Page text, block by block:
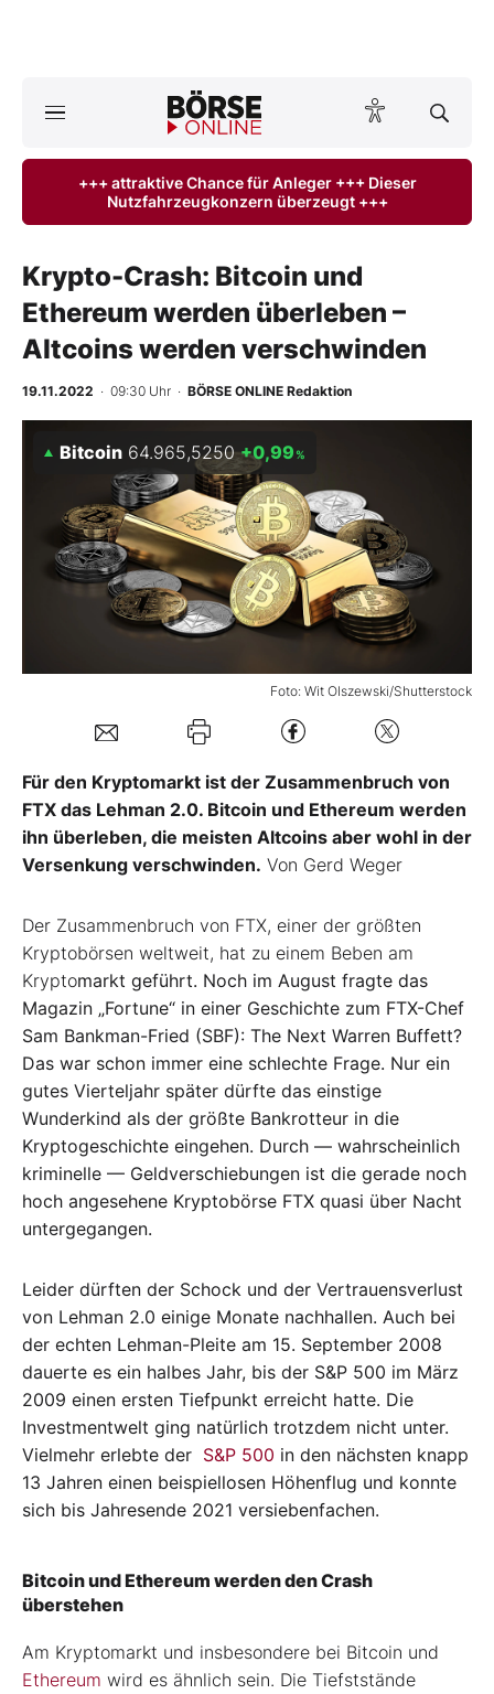
Anlageprodukte
Finanz-Check
Abo & Shop
Experten
Mein B:O
Mein Konto
Folgen Sie uns
+++ attraktive Chance für Anleger +++ Dieser
Nutzfahrzeugkonzern überzeugt +++
Krypto-Crash: Bitcoin und
Ethereum werden überleben –
Altcoins werden verschwinden
19.11.2022 · 09:30 Uhr · BÖRSE ONLINE Redaktion
Foto: Wit Olszewski/Shutterstock
Bitcoin 64.965,5250 +0,99 %
Für den Kryptomarkt ist der Zusammenbruch von
FTX das Lehman 2.0. Bitcoin und Ethereum werden
ihn überleben, die meisten Altcoins aber wohl in der
Versenkung verschwinden. Von Gerd Weger
Der Zusammenbruch von FTX, einer der größten
Kryptobörsen weltweit, hat zu einem Beben am
Kryptomarkt geführt. Noch im August fragte das
Magazin „Fortune“ in einer Geschichte zum FTX-Chef
Sam Bankman-Fried (SBF): The Next Warren Buffett?
Das war schon immer eine schlechte Frage. Nur ein
gutes Vierteljahr später dürfte das einstige
Wunderkind als der größte Bankrotteur in die
Kryptogeschichte eingehen. Durch — wahrscheinlich
kriminelle — Geldverschiebungen ist die gerade noch
hoch angesehene Kryptobörse FTX quasi über Nacht
untergegangen.
Leider dürften der Schock und der Vertrauensverlust
von Lehman 2.0 einige Monate nachhallen. Auch bei
der echten Lehman-Pleite am 15. September 2008
dauerte es ein halbes Jahr, bis der S&P 500 im März
2009 einen ersten Tiefpunkt erreicht hatte. Die
Investmentwelt ging natürlich trotzdem nicht unter.
Vielmehr erlebte der S&P 500 in den nächsten knapp
13 Jahren einen beispiellosen Höhenflug und konnte
sich bis Jahresende 2021 versiebenfachen.
Bitcoin und Ethereum werden den Crash
überstehen
Am Kryptomarkt und insbesondere bei Bitcoin und
Ethereum wird es ähnlich sein. Die Tiefststände